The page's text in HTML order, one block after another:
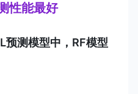
性能最好
预测模型中，RF模型